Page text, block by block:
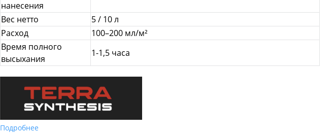
нанесения
Вес нетто
5 / 10 л
Расход
100–200 мл/м²
Время полного
высыхания
1-1,5 часа
Подробнее